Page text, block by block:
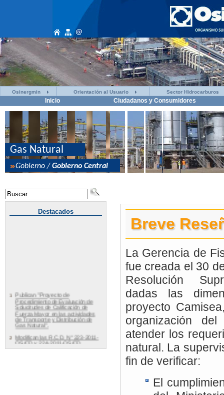
Osinergmin Orientación al Usuario Sector Hidrocarburos
Inicio Ciudadanos y Consumidores